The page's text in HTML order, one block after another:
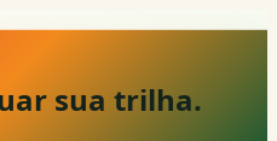
sua trilha.